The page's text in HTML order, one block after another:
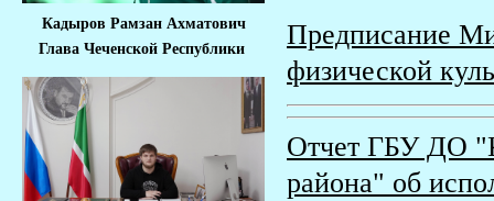
Кадыров Рамзан Ахматович
Глава Чеченской Республики
Предписание
физической
Отчет ГБУ ДО
района" об